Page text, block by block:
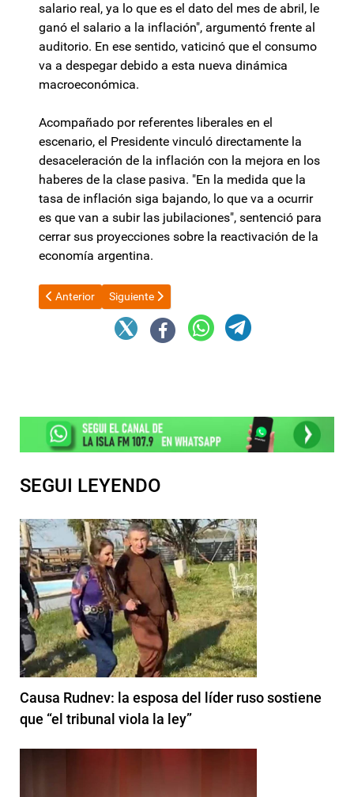
salario real, ya lo que es el dato del mes de abril, le
ganó el salario a la inflación", argumentó frente al
auditorio. En ese sentido, vaticinó que el consumo
va a despegar debido a esta nueva dinámica
macroeconómica.
Acompañado por referentes liberales en el
escenario, el Presidente vinculó directamente la
desaceleración de la inflación con la mejora en los
haberes de la clase pasiva. "En la medida que la
tasa de inflación siga bajando, lo que va a ocurrir
es que van a subir las jubilaciones", sentenció para
cerrar sus proyecciones sobre la reactivación de la
economía argentina.
Artículo anterior: Jalil volvió a la Casa Rosada en una semana
Anterior Artículo siguiente: Comerciantes se muestran de
Siguiente
SEGUI LEYENDO
Causa Rudnev: la esposa del líder ruso sostiene
que “el tribunal viola la ley”